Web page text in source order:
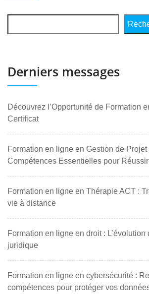
Derniers messages
Découvrez l’Opportunité de Formation
Certificat
Formation en ligne en Gestion de
Compétences Essentielles pour Réussir
Formation en ligne en Thérapie ACT :
vie à distance
Formation en ligne en droit : L’évolution
juridique
Formation en ligne en cybersécurité :
compétences pour protéger vos